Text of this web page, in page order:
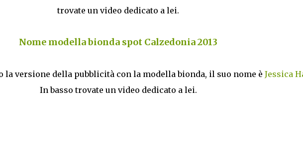
trovate un video dedicato a lei.
Nome modella bionda spot Calzedonia 2013
la versione della pubblicità con la modella bionda, il suo nome è Jessica
In basso trovate un video dedicato a lei.